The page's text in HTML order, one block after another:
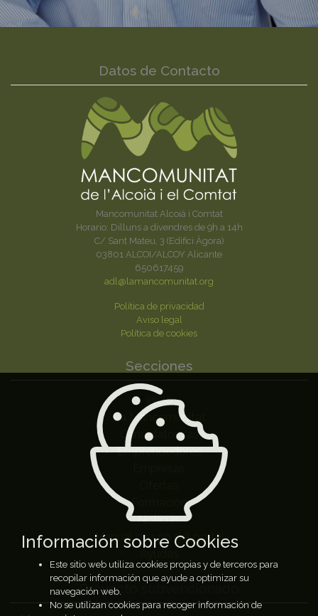
Datos de Contacto
Mancomunitat Alcoià i Comtat
Horario: Dilluns a divendres de 9h a 14h
C/ Sant Mateu, 3 (Edifici Àgora)
03801 ALCOI/ALCOY Alicante
650617459
adl@lamancomunitat.org
Política de privacidad
Aviso legal
Política de cookies
Secciones
Inicio
La Mancomunitat
Candidatos/as
Emprendedores
Formación
Noticias
Manual de uso del portal
Proyecto subvencionado
Información sobre Cookies
Este sitio web utiliza cookies propias y de terceros para
recopilar información que ayude a optimizar su
navegación web.
No se utilizan cookies para recoger información de